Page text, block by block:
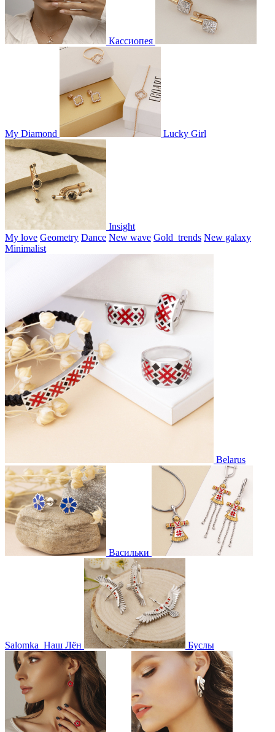
Кассиопея
My Diamond Lucky Girl
Insight
My love Geometry Dance New wave Gold_trends New galaxy
Minimalist
Belarus
Васильки
Salomka Наш Лён Буслы